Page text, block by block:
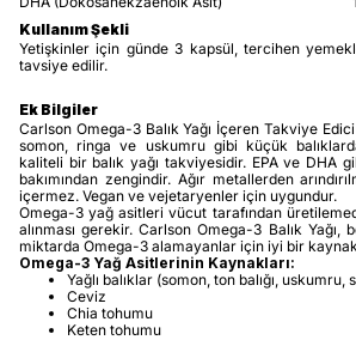
Kullanım Şekli
Yetişkinler için günde 3 kapsül, tercihen
tavsiye edilir.
Ek Bilgiler
Carlson Omega-3 Balık Yağı İçeren Takviye
somon, ringa ve uskumru gibi küçük
kaliteli bir balık yağı takviyesidir. EPA ve DHA
bakımından zengindir. Ağır metallerden
içermez. Vegan ve vejetaryenler için uygundur.
Omega-3 yağ asitleri vücut tarafından
alınması gerekir. Carlson Omega-3 Balık Yağı,
miktarda Omega-3 alamayanlar için iyi bir
Omega-3 Yağ Asitlerinin Kaynakları:
Yağlı balıklar (somon, ton balığı, uskumru,
Ceviz
Chia tohumu
Keten tohumu